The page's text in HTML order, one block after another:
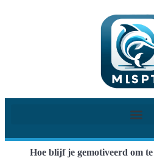
Hoe blijf je gemotiveerd om